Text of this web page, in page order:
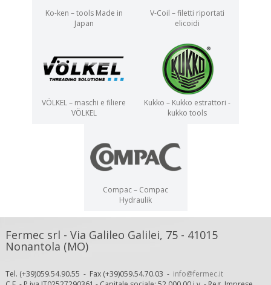
Ko-ken – tools Made in
Japan
V-Coil – filetti riportati
elicoidi
VÖLKEL – maschi e filiere
VÖLKEL
Kukko – Kukko estrattori -
kukko tools
Compac – Compac
Hydraulik
Fermec srl - Via Galileo Galilei, 75 - 41015
Nonantola (MO)
Tel. (+39)059.54.90.55 - Fax (+39)059.54.70.03 - info@fermec.it